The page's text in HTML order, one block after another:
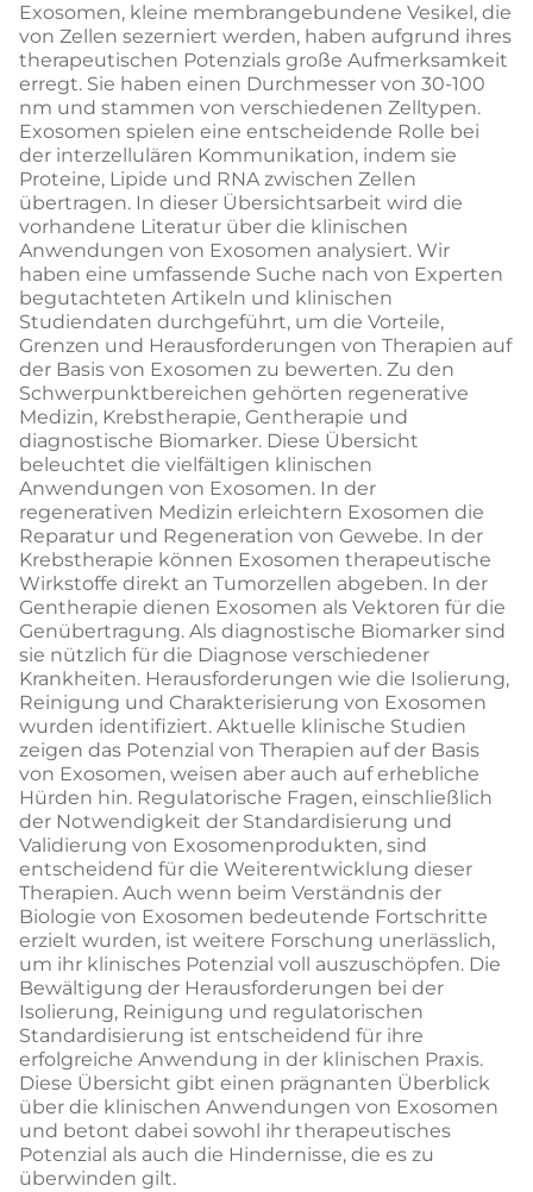
Exosomen, kleine membrangebundene Vesikel, die
von Zellen sezerniert werden, haben aufgrund ihres
therapeutischen Potenzials große Aufmerksamkeit
erregt. Sie haben einen Durchmesser von 30-100
nm und stammen von verschiedenen Zelltypen.
Exosomen spielen eine entscheidende Rolle bei
der interzellulären Kommunikation, indem sie
Proteine, Lipide und RNA zwischen Zellen
übertragen. In dieser Übersichtsarbeit wird die
vorhandene Literatur über die klinischen
Anwendungen von Exosomen analysiert. Wir
haben eine umfassende Suche nach von Experten
begutachteten Artikeln und klinischen
Studiendaten durchgeführt, um die Vorteile,
Grenzen und Herausforderungen von Therapien auf
der Basis von Exosomen zu bewerten. Zu den
Schwerpunktbereichen gehörten regenerative
Medizin, Krebstherapie, Gentherapie und
diagnostische Biomarker. Diese Übersicht
beleuchtet die vielfältigen klinischen
Anwendungen von Exosomen. In der
regenerativen Medizin erleichtern Exosomen die
Reparatur und Regeneration von Gewebe. In der
Krebstherapie können Exosomen therapeutische
Wirkstoffe direkt an Tumorzellen abgeben. In der
Gentherapie dienen Exosomen als Vektoren für die
Genübertragung. Als diagnostische Biomarker sind
sie nützlich für die Diagnose verschiedener
Krankheiten. Herausforderungen wie die Isolierung,
Reinigung und Charakterisierung von Exosomen
wurden identifiziert. Aktuelle klinische Studien
zeigen das Potenzial von Therapien auf der Basis
von Exosomen, weisen aber auch auf erhebliche
Hürden hin. Regulatorische Fragen, einschließlich
der Notwendigkeit der Standardisierung und
Validierung von Exosomenprodukten, sind
entscheidend für die Weiterentwicklung dieser
Therapien. Auch wenn beim Verständnis der
Biologie von Exosomen bedeutende Fortschritte
erzielt wurden, ist weitere Forschung unerlässlich,
um ihr klinisches Potenzial voll auszuschöpfen. Die
Bewältigung der Herausforderungen bei der
Isolierung, Reinigung und regulatorischen
Standardisierung ist entscheidend für ihre
erfolgreiche Anwendung in der klinischen Praxis.
Diese Übersicht gibt einen prägnanten Überblick
über die klinischen Anwendungen von Exosomen
und betont dabei sowohl ihr therapeutisches
Potenzial als auch die Hindernisse, die es zu
überwinden gilt.